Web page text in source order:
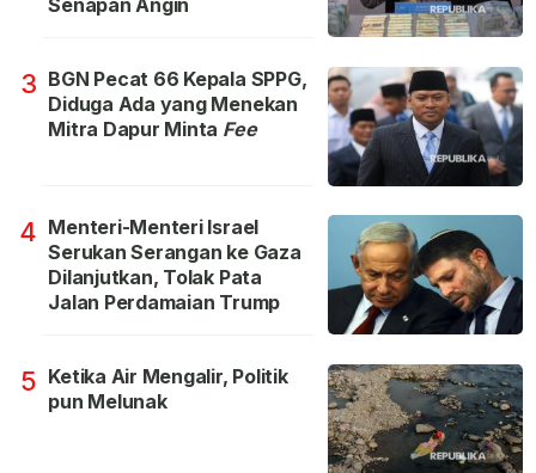
Senapan Angin
3 BGN Pecat 66 Kepala SPPG,
Diduga Ada yang Menekan
Mitra Dapur Minta Fee
4 Menteri-Menteri Israel
Serukan Serangan ke Gaza
Dilanjutkan, Tolak Pata
Jalan Perdamaian Trump
5 Ketika Air Mengalir, Politik
pun Melunak